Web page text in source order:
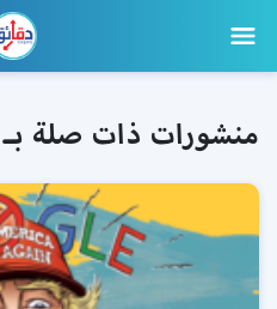
منشورات ذات صلة بـ Viber